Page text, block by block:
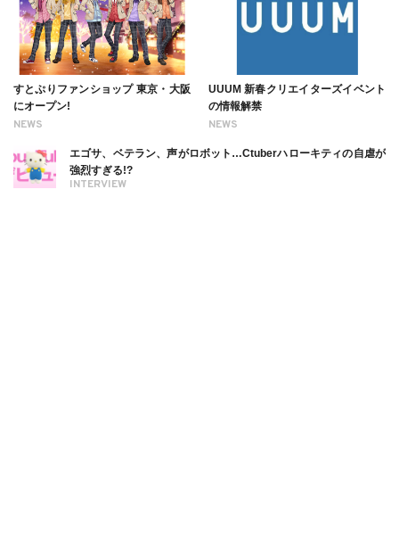
NEWS
すとぷりファンショップ 東京・大阪
にオープン!
NEWS
UUUM 新春クリエイターズイベント
の情報解禁
INTERVIEW
エゴサ、ベテラン、声がロボット…Ctuberハローキティの自虐が
強烈すぎる!?